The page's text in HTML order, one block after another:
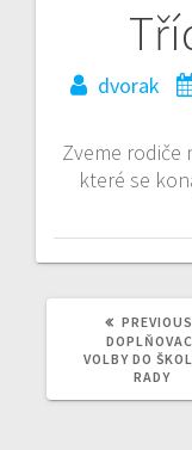
dvorak
Zveme
které se
pro
VOLBY DO
RADY